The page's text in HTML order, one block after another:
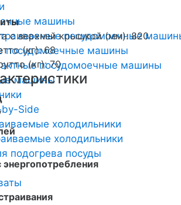
машины
посудомоечные
посудомоечные машины
посудомоечные машины
машины
Side
холодильники
холодильники
подогрева посуды
с верхней крышкой (мм): 820
(кг): 68
(кг): 70
энергопотребления